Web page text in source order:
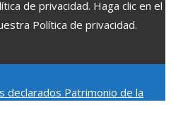
de privacidad. Haga clic en el
Política de privacidad.
declarados Patrimonio de la